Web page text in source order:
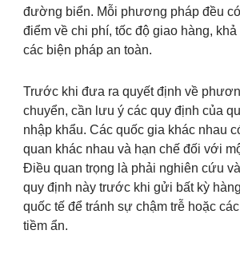
đường biển. Mỗi phương pháp đều
điểm về chi phí, tốc độ giao hàng,
các biện pháp an toàn.
Trước khi đưa ra quyết định về
chuyển, cần lưu ý các quy định của
nhập khẩu. Các quốc gia khác nhau
quan khác nhau và hạn chế đối với
Điều quan trọng là phải nghiên cứu
quy định này trước khi gửi bất kỳ
quốc tế để tránh sự chậm trễ hoặc
tiềm ẩn.